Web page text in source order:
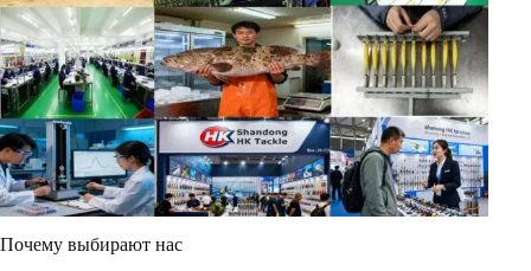
Почему выбирают нас